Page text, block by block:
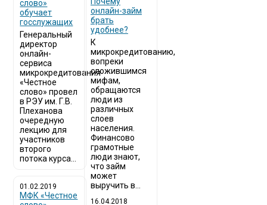
слово»
обучает
госслужащих
Генеральный
директор
онлайн-
сервиса
микрокредитования
«Честное
слово» провел
в РЭУ им. Г.В.
Плеханова
очередную
лекцию для
участников
второго
потока курса...
01.02.2019
МФК «Честное
онлайн-займ
брать
удобнее?
К
микрокредитованию,
вопреки
сложившимся
мифам,
обращаются
люди из
различных
слоев
населения.
Финансово
грамотные
люди знают,
что займ
может
выручить в...
16.04.2018